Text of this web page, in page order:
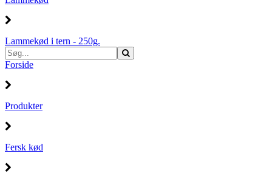
Lammekød i tern - 250g.
Forside
Produkter
Fersk kød